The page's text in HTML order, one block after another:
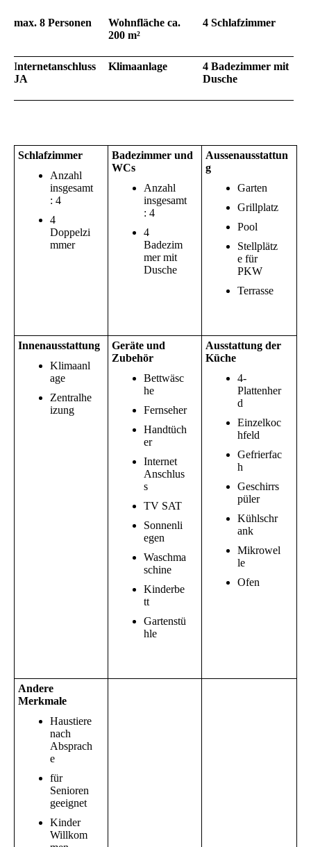
max. 8 Personen
Wohnfläche ca.
200 m²
4 Schlafzimmer
Internetanschluss
JA
Klimaanlage
4 Badezimmer mit
Dusche
Schlafzimmer
Anzahl
insgesamt
: 4
4
Doppelzi
mmer
Badezimmer und
WCs
Anzahl
insgesamt
: 4
4
Badezim
mer mit
Dusche
Aussenausstattun
g
Garten
Grillplatz
Pool
Stellplätz
e für
PKW
Terrasse
Innenausstattung
Klimaanl
age
Zentralhe
izung
Geräte und
Zubehör
Bettwäsc
he
Fernseher
Handtüch
er
Internet
Anschlus
s
TV SAT
Sonnenli
egen
Waschma
schine
Kinderbe
tt
Gartenstü
hle
Ausstattung der
Küche
4-
Plattenher
d
Einzelkoc
hfeld
Gefrierfac
h
Geschirrs
püler
Kühlschr
ank
Mikrowel
le
Ofen
Andere
Merkmale
Haustiere
nach
Absprach
e
für
Senioren
geeignet
Kinder
Willkom